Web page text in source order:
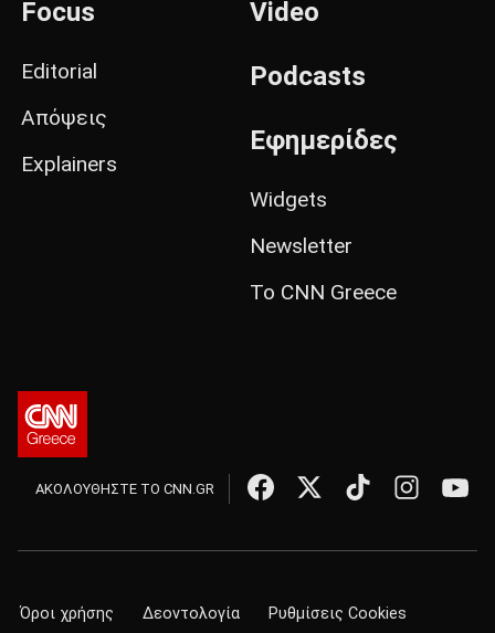
Focus
Editorial
Απόψεις
Explainers
Video
Podcasts
Εφημερίδες
Widgets
Newsletter
Το CNN Greece
ΑΚΟΛΟΥΘΗΣΤΕ ΤΟ CNN.GR
Όροι χρήσης Δεοντολογία Ρυθμίσεις Cookies